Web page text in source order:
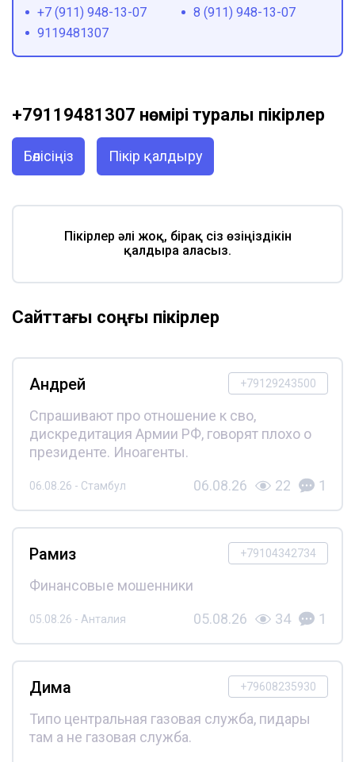
+7 (911) 948-13-07
8 (911) 948-13-07
9119481307
+79119481307 нөмірі туралы пікірлер
Бөлісіңіз Пікір қалдыру
Пікірлер әлі жоқ, бірақ сіз өзіңіздікін
қалдыра аласыз.
Сайттағы соңғы пікірлер
+79129243500
Андрей
Спрашивают про отношение к сво,
дискредитация Армии РФ, говорят плохо о
президенте. Иноагенты.
06.08.26 - Стамбул 06.08.26 22 1
+79104342734
Рамиз
Финансовые мошенники
05.08.26 - Анталия 05.08.26 34 1
+79608235930
Дима
Типо центральная газовая служба, пидары
там а не газовая служба.